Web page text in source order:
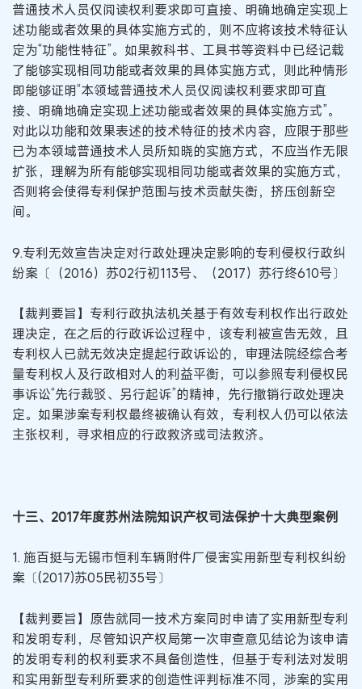
普通技术人员仅阅读权利要求即可直接、明确地确定实现上
述功能或者效果的具体实施方式的，则不应将该技术特征认
定为“功能性特征”。如果教科书、工具书等资料中已经记载
了能够实现相同功能或者效果的具体实施方式，则此种情形
即能够证明“本领域普通技术人员仅阅读权利要求即可直
接、明确地确定实现上述功能或者效果的具体实施方式”。
对此以功能和效果表述的技术特征的技术内容，应限于那些
已为本领域普通技术人员所知晓的实施方式，不应当作无限
扩张，理解为所有能够实现相同功能或者效果的实施方式，
否则将会使得专利保护范围与技术贡献失衡，挤压创新空
间。
9.专利无效宣告决定对行政处理决定影响的专利侵权行政纠
纷案〔（2016）苏02行初113号、（2017）苏行终610号〕
【裁判要旨】专利行政执法机关基于有效专利权作出行政处
理决定，在之后的行政诉讼过程中，该专利被宣告无效，且
专利权人已就无效决定提起行政诉讼的，审理法院经综合考
量专利权人及行政相对人的利益平衡，可以参照专利侵权民
事诉讼“先行裁驳、另行起诉”的精神，先行撤销行政处理决
定。如果涉案专利权最终被确认有效，专利权人仍可以依法
主张权利，寻求相应的行政救济或司法救济。
十三、2017年度苏州法院知识产权司法保护十大典型案例
1. 施百挺与无锡市恒利车辆附件厂侵害实用新型专利权纠纷
案〔(2017)苏05民初35号〕
【裁判要旨】原告就同一技术方案同时申请了实用新型专利
和发明专利，尽管知识产权局第一次审查意见结论为该申请
的发明专利的权利要求不具备创造性，但基于专利法对发明
和实用新型专利所要求的创造性评判标准不同，涉案的实用